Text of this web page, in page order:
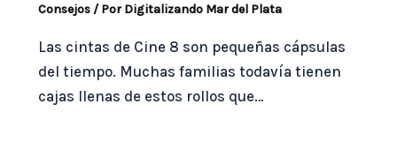
Consejos/ PorDigitalizando Mar del Plata
Las cintas de Cine 8 son pequeñas cápsulas
del tiempo. Muchas familias todavía tienen
cajas llenas de estos rollos que…